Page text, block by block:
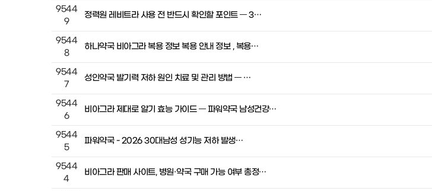
9544
9
정력원 레비트라 사용 전 반드시 확인할 포인트 — 3…
9544
8
하나약국 비아그라 복용 정보 복용 안내 정보 , 복용…
9544
7
성인약국 발기력 저하 원인 치료 및 관리 방법 — …
9544
6
비아그라 제대로 알기 효능 가이드 — 파워약국 남성건강…
9544
5
파워약국 - 2026 30대남성 성기능 저하 발생…
9544
4
비아그라 판매 사이트, 병원·약국 구매 가능 여부 총정…